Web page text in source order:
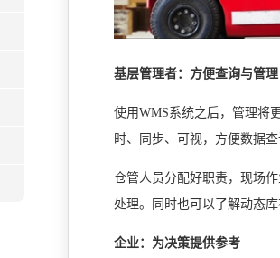
基层管理者：方便查询与管理
使用WMS系统之后，管理将
时、同步、可视，方便数据
仓管人员分配好职责，现场
处理。同时也可以了解动态
企业：为决策提供参考